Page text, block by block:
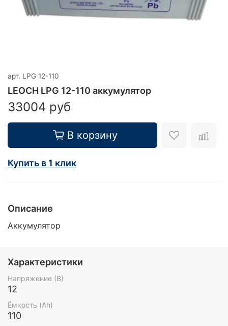
арт. LPG 12-110
LEOCH LPG 12-110 аккумулятор
33004 руб
В корзину
Купить в 1 клик
Описание
Аккумулятор
Характеристики
Напряжение (В)
12
Ёмкость (Ah)
110